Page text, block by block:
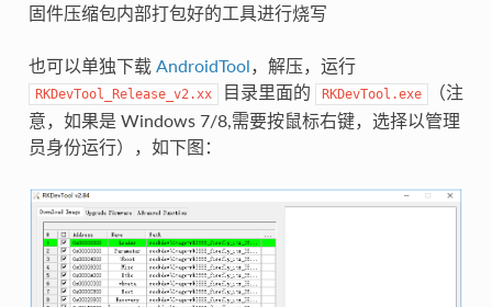
固件压缩包内部打包好的工具进行烧写
也可以单独下载 AndroidTool，解压，运行
RKDevTool_Release_v2.xx 目录里面的 RKDevTool.exe
（注
意，如果是 Windows 7/8,需要按鼠标右键，选择以管理
员身份运行），如下图：